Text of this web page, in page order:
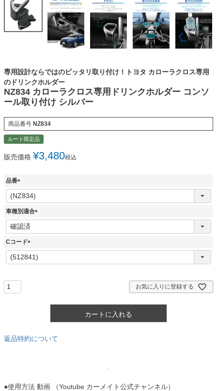
専用設計ならではのピッタリ取り付け！トヨタ カローラクロス専用
のドリンクホルダー
NZ834 カローラクロス専用ドリンクホルダー コンソ
ール取り付け シルバー
商品番号 NZ834
ルート限定品
販売価格 ¥3,480税込
品番
(
必
須
車種別適合
(
Cコード
(
必
お気に入りに登録する
カートに入れる
返品特約について
●使用方法 動画 （Youtube カーメイト公式チャンネル）